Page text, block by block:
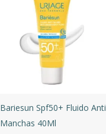
Bariesun Spf50+ Fluido Anti
Manchas 40Ml